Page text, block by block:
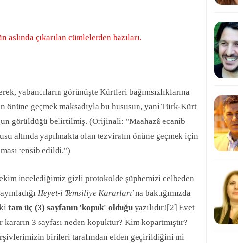
aslında çıkarılan cümlelerden bazıları.
yabancıların görünüşte Kürtleri bağımsızlıklarına
önüne geçmek maksadıyla bu hususun, yani Türk-Kürt
görüldüğü belirtilmiş. (Orijinali: "Maahazâ ecanib
altında yapılmakta olan tezviratın önüne geçmek için
tensib edildi.")
incelediğimiz gizli protokolde şüphemizi celbeden
Heyet-i Temsiliye Kararları’na baktığımızda
tam üç (3) sayfanın 'kopuk' olduğu yazılıdır![2] Evet
3 sayfası neden kopuktur? Kim kopartmıştır?
Arşivlerimizin birileri tarafından elden geçirildiğini mi